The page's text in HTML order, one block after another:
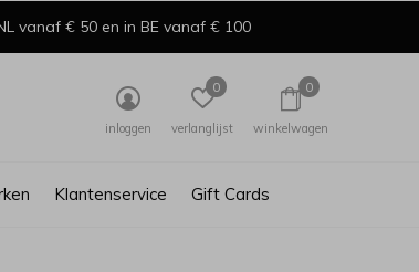
Klantenservice Gift Cards
inloggen verlanglijst
0
winkelwagen
0
vanaf € 50 en in BE vanaf € 100